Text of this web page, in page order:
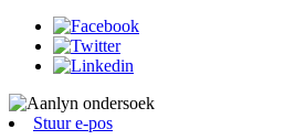
Stuur e-pos